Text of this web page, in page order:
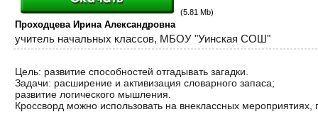
(5.81 Mb)
Проходцева Ирина Александровна
учитель начальных классов, МБОУ "Уинская СОШ"
Цель: развитие способностей отгадывать загадки.
Задачи: расширение и активизация словарного запаса;
развитие логического мышления.
Кроссворд можно использовать на внеклассных